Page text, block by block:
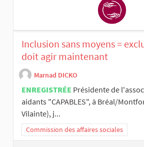
Inclusion sans moyens =
doit agir maintenant
Marnad DICKO
ENREGISTRÉE Présidente de
aidants "CAPABLES", à Bréal/
Vilainte), j...
Commission des affaires sociales